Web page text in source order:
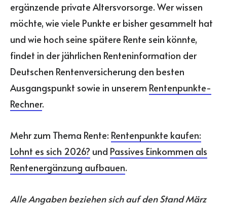
ergänzende private Altersvorsorge. Wer wissen
möchte, wie viele Punkte er bisher gesammelt hat
und wie hoch seine spätere Rente sein könnte,
findet in der jährlichen Renteninformation der
Deutschen Rentenversicherung den besten
Ausgangspunkt sowie in unserem Rentenpunkte-
Rechner.
Mehr zum Thema Rente: Rentenpunkte kaufen:
Lohnt es sich 2026? und Passives Einkommen als
Rentenergänzung aufbauen.
Alle Angaben beziehen sich auf den Stand März